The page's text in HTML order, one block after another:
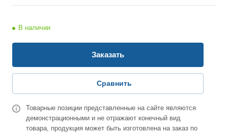
В наличии
Заказать
Сравнить
Товарные позиции представленные на сайте являются
демонстрационными и не отражают конечный вид
товара, продукция может быть изготовлена на заказ по